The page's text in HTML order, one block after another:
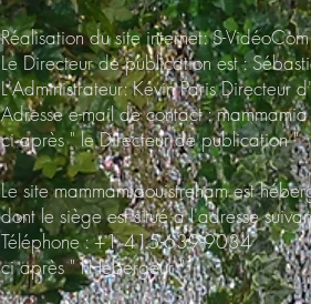
Réalisation du site internet: S-VidéoCom
Le Directeur de publication est :
L'Administrateur: Kévin Paris Directeur
Adresse e-mail de contact :
ci après " le Directeur de publication "
Le site mammamiaouistreham est
dont le siège est situé à l'adresse
Téléphone : +1 415-639-9034
ci après " l'Hébergeur "